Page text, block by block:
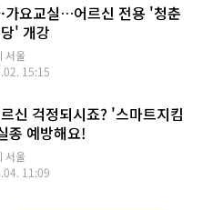
가요교실…어르신 전용 '청춘
' 개강
서울
15:15
신 걱정되시죠? '스마트지킴
종 예방해요!
서울
11:09